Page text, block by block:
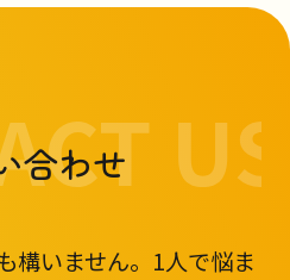
合わせ
構いません。1人で悩ま